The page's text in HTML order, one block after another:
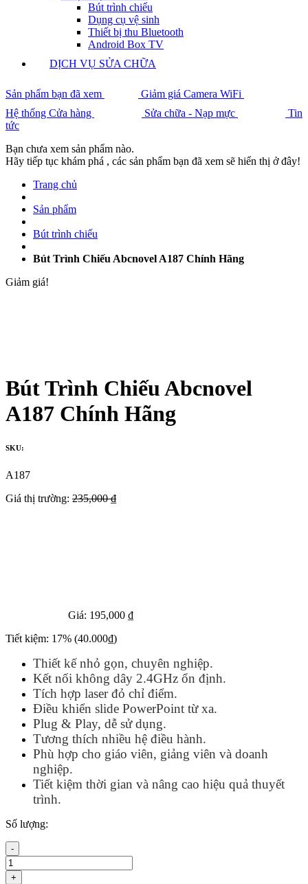
Bút trình chiếu
Dụng cụ vệ sinh
Thiết bị thu Bluetooth
Android Box TV
DỊCH VỤ SỬA CHỮA
Sản phẩm bạn đã xem
Giảm giá Camera WiFi
Hệ thống Cửa hàng
Sửa chữa - Nạp mực
Tin
tức
Bạn chưa xem sản phẩm nào.
Hãy tiếp tục khám phá , các sản phẩm bạn đã xem sẽ hiển thị ở đây!
Trang chủ
Sản phẩm
Bút trình chiếu
Bút Trình Chiếu Abcnovel A187 Chính Hãng
Giảm giá!
Bút Trình Chiếu Abcnovel
A187 Chính Hãng
SKU:
A187
Giá thị trường: 235,000 ₫
Giá: 195,000 ₫
Tiết kiệm: 17% (40.000₫)
Thiết kế nhỏ gọn, chuyên nghiệp.
Kết nối không dây 2.4GHz ổn định.
Tích hợp laser đỏ chỉ điểm.
Điều khiển slide PowerPoint từ xa.
Plug & Play, dễ sử dụng.
Tương thích nhiều hệ điều hành.
Phù hợp cho giáo viên, giảng viên và doanh
nghiệp.
Tiết kiệm thời gian và nâng cao hiệu quả thuyết
trình.
Số lượng:
-
+